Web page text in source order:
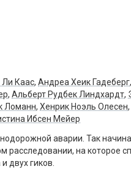
Ли Каас, Андреа Хеик Гадеберг,
, Альберт Рудбек Линдхардт,
Ломанн, Хенрик Ноэль Олесен,
Ибсен Мейер
аварии. Так
расследовании, на которое
двух гиков.